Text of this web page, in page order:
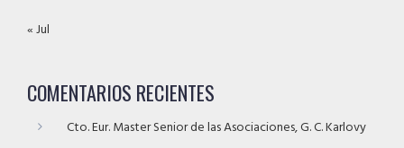
« Jul
COMENTARIOS RECIENTES
Cto. Eur. Master Senior de las Asociaciones, G. C. Karlovy